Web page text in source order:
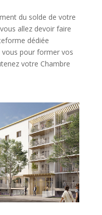
du solde de votre
allez devoir faire
dédiée
vous pour former vos
votre Chambre